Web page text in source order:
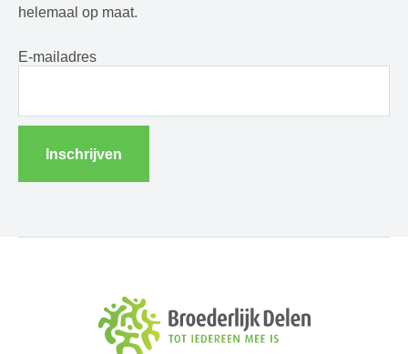
helemaal op maat.
E-mailadres
Inschrijven